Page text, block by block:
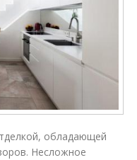
обладающей
Несложное